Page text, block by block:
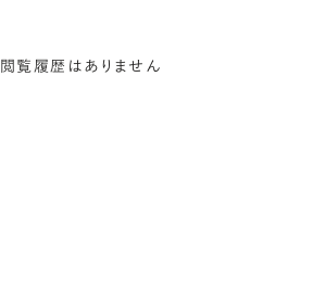
閲覧履歴はありません